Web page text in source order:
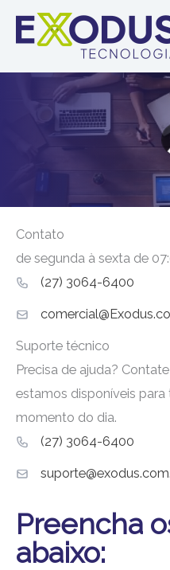
para
Para solicitar uma
abaixo e logo entraremos
Contato
de segunda à sexta de
(27) 3064-6400
Suporte técnico
Precisa de ajuda?
estamos disponíveis para
momento do dia.
(27) 3064-6400
Preencha
abaixo: